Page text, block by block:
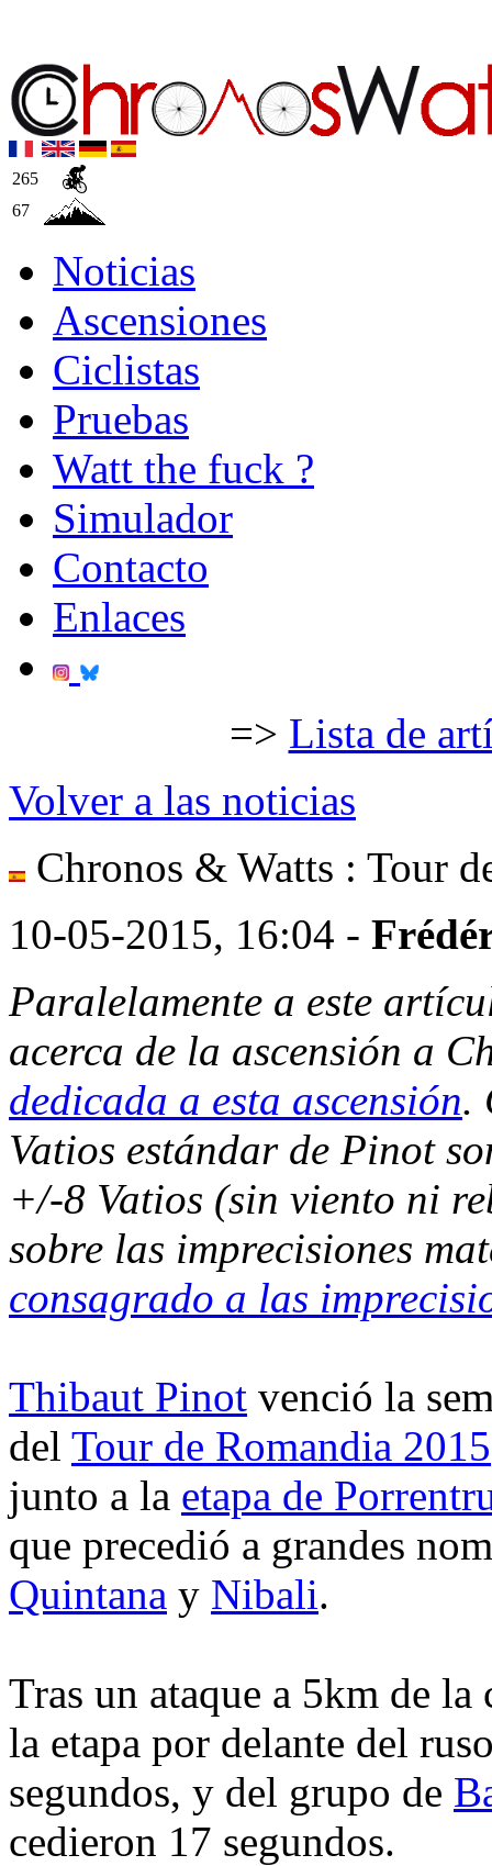
265
67
Noticias
Ascensiones
Ciclistas
Pruebas
Watt the fuck ?
Simulador
Contacto
Enlaces
=> Lista de
Volver a las noticias
Chronos & Watts : Tour
10-05-2015, 16:04 -
Paralelamente a este
acerca de la ascensión a
dedicada a esta ascensión.
Vatios estándar de Pinot
+/-8 Vatios (sin viento ni
sobre las imprecisiones
consagrado a las
Thibaut Pinot venció la
del Tour de Romandia 2015
junto a la etapa de
que precedió a grandes
Quintana y Nibali.
Tras un ataque a 5km de
la etapa por delante del
segundos, y del grupo de
cedieron 17 segundos.